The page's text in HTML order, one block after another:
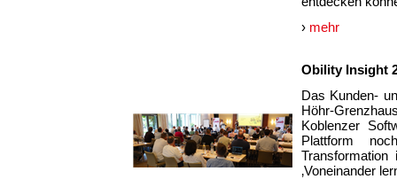
› mehr
Obility Insight
Das Kunden-
Höhr-
Koblenzer
Plattform
‚Voneinander